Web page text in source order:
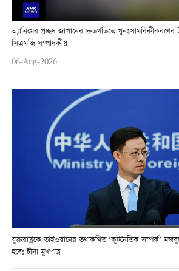
অ্যানিমের প্রচ্ছদ জাপানের দ্রুতগতিতে পুনঃসামরিকীকরণের
সিএমজি সম্পাদকীয়
06-Aug-2026
যুক্তরাষ্ট্রকে তাইওয়ানের তথাকথিত ‘কূটনৈতিক সম্পর্ক’
হবে: চীনা মুখপাত্র